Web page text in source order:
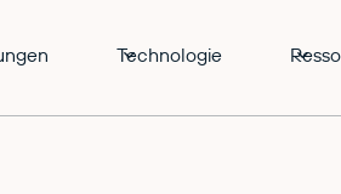
Technologie